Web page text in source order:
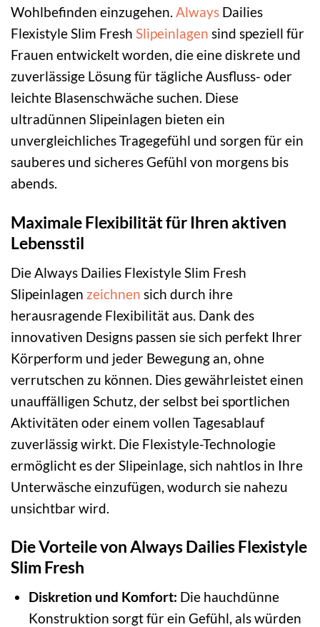
Wohlbefinden einzugehen. Always Dailies
Flexistyle Slim Fresh Slipeinlagen sind speziell für
Frauen entwickelt worden, die eine diskrete und
zuverlässige Lösung für tägliche Ausfluss- oder
leichte Blasenschwäche suchen. Diese
ultradünnen Slipeinlagen bieten ein
unvergleichliches Tragegefühl und sorgen für ein
sauberes und sicheres Gefühl von morgens bis
abends.
Maximale Flexibilität für Ihren aktiven
Lebensstil
Die Always Dailies Flexistyle Slim Fresh
Slipeinlagen zeichnen sich durch ihre
herausragende Flexibilität aus. Dank des
innovativen Designs passen sie sich perfekt Ihrer
Körperform und jeder Bewegung an, ohne
verrutschen zu können. Dies gewährleistet einen
unauffälligen Schutz, der selbst bei sportlichen
Aktivitäten oder einem vollen Tagesablauf
zuverlässig wirkt. Die Flexistyle-Technologie
ermöglicht es der Slipeinlage, sich nahtlos in Ihre
Unterwäsche einzufügen, wodurch sie nahezu
unsichtbar wird.
Die Vorteile von Always Dailies Flexistyle
Slim Fresh
Diskretion und Komfort: Die hauchdünne
Konstruktion sorgt für ein Gefühl, als würden